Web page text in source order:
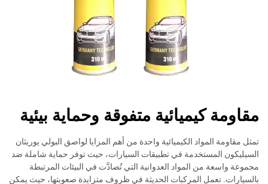
مقاومة كيميائية متفوقة وحماية بيئية
تمثل مقاومة المواد الكيميائية واحدة من أهم المزايا لواصق البولي يوريثان
السيليكون المستخدمة في تطبيقات السيارات، حيث توفر حماية شاملة ضد
مجموعة واسعة من المواد العدوانية التي تُصادَّت في البيئات المرتبطة
بالسيارات. تعمل المركبات الحديثة في ظروف متزايدة صعوبتها، حيث يمكن